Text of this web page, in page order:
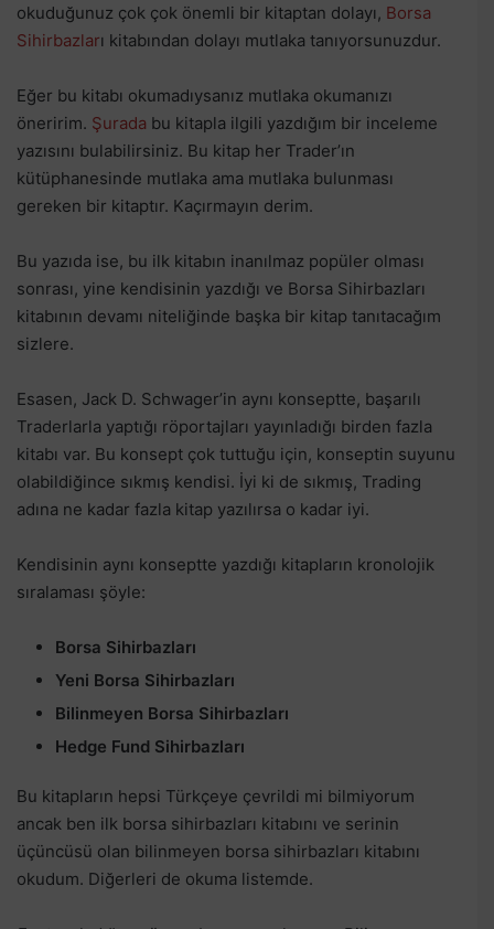
okuduğunuz çok çok önemli bir kitaptan dolayı, Borsa
Sihirbazları kitabından dolayı mutlaka tanıyorsunuzdur.
Eğer bu kitabı okumadıysanız mutlaka okumanızı
öneririm. Şurada bu kitapla ilgili yazdığım bir inceleme
yazısını bulabilirsiniz. Bu kitap her Trader’ın
kütüphanesinde mutlaka ama mutlaka bulunması
gereken bir kitaptır. Kaçırmayın derim.
Bu yazıda ise, bu ilk kitabın inanılmaz popüler olması
sonrası, yine kendisinin yazdığı ve Borsa Sihirbazları
kitabının devamı niteliğinde başka bir kitap tanıtacağım
sizlere.
Esasen, Jack D. Schwager’in aynı konseptte, başarılı
Traderlarla yaptığı röportajları yayınladığı birden fazla
kitabı var. Bu konsept çok tuttuğu için, konseptin suyunu
olabildiğince sıkmış kendisi. İyi ki de sıkmış, Trading
adına ne kadar fazla kitap yazılırsa o kadar iyi.
Kendisinin aynı konseptte yazdığı kitapların kronolojik
sıralaması şöyle:
Borsa Sihirbazları
Yeni Borsa Sihirbazları
Bilinmeyen Borsa Sihirbazları
Hedge Fund Sihirbazları
Bu kitapların hepsi Türkçeye çevrildi mi bilmiyorum
ancak ben ilk borsa sihirbazları kitabını ve serinin
üçüncüsü olan bilinmeyen borsa sihirbazları kitabını
okudum. Diğerleri de okuma listemde.